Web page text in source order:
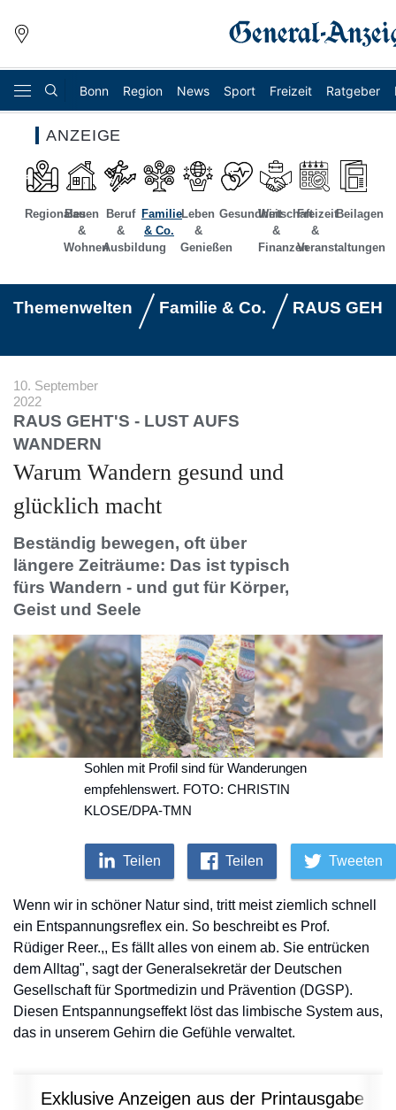
Bonn Region News Sport Freizeit Ratgeber
ANZEIGE
Regionales
Bauen
&
Wohnen
Beruf
&
Ausbildung
Familie
& Co.
Leben
&
Genießen
GesundheitWirtschaft
&
Finanzen
Freizeit
&
Veranstaltungen
Beilagen
Themenwelten Familie & Co. RAUS
10. September
2022
RAUS GEHT'S - LUST AUFS
WANDERN
Warum Wandern gesund und
glücklich macht
Beständig bewegen, oft über
längere Zeiträume: Das ist typisch
fürs Wandern - und gut für Körper,
Geist und Seele
Sohlen mit Profil sind für Wanderungen
empfehlenswert. FOTO: CHRISTIN
KLOSE/DPA-TMN
Teilen Teilen Tweeten
Wenn wir in schöner Natur sind, tritt meist ziemlich schnell
ein Entspannungsreflex ein. So beschreibt es Prof.
Rüdiger Reer.,, Es fällt alles von einem ab. Sie entrücken
dem Alltag", sagt der Generalsekretär der Deutschen
Gesellschaft für Sportmedizin und Prävention (DGSP).
Diesen Entspannungseffekt löst das limbische System aus,
das in unserem Gehirn die Gefühle verwaltet.
Exklusive Anzeigen aus der Printausgabe